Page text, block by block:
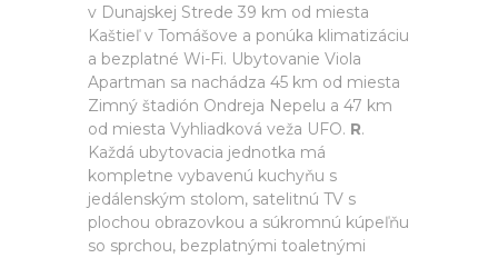
v Dunajskej Strede 39 km od miesta
Kaštieľ v Tomášove a ponúka klimatizáciu
a bezplatné Wi-Fi. Ubytovanie Viola
Apartman sa nachádza 45 km od miesta
Zimný štadión Ondreja Nepelu a 47 km
od miesta Vyhliadková veža UFO. R.
Každá ubytovacia jednotka má
kompletne vybavenú kuchyňu s
jedálenským stolom, satelitnú TV s
plochou obrazovkou a súkromnú kúpeľňu
so sprchou, bezplatnými toaletnými